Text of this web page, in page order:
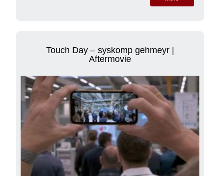
Touch Day – syskomp gehmeyr |
Aftermovie